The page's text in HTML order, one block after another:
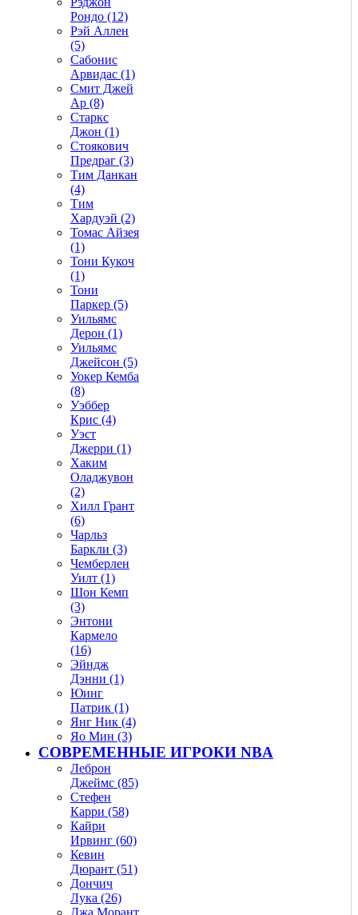
Рондо (12)
Рэй Аллен
(5)
Сабонис
Арвидас (1)
Смит Джей
Ар (8)
Старкс
Джон (1)
Стоякович
Предраг (3)
Тим Данкан
(4)
Тим
Хардуэй (2)
Томас Айзея
(1)
Тони Кукоч
(1)
Тони
Паркер (5)
Уильямс
Дерон (1)
Уильямс
Джейсон (5)
Уокер Кемба
(8)
Уэббер
Крис (4)
Уэст
Джерри (1)
Хаким
Оладжувон
(2)
Хилл Грант
(6)
Чарльз
Баркли (3)
Чемберлен
Уилт (1)
Шон Кемп
(3)
Энтони
Кармело
(16)
Эйндж
Дэнни (1)
Юинг
Патрик (1)
Янг Ник (4)
Яо Мин (3)
СОВРЕМЕННЫЕ ИГРОКИ NBA
Леброн
Джеймс (85)
Стефен
Карри (58)
Кайри
Ирвинг (60)
Кевин
Дюрант (51)
Дончич
Лука (26)
Джа Морант